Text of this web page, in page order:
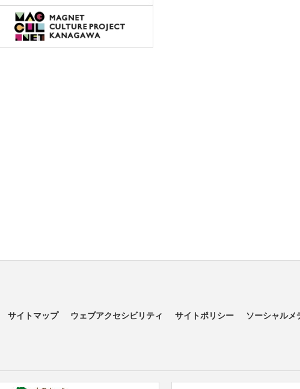
サイトマップ ウェブアクセシビリティ サイトポリシー ソーシャルメ